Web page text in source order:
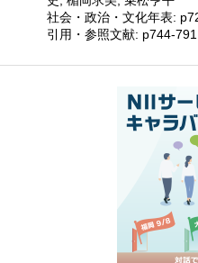
社会・政治・文化年表:
引用・参照文献: p744-791